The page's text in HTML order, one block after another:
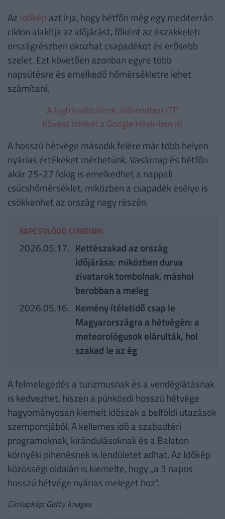
Az Időkép azt írja, hogy hétfőn még egy mediterrán
ciklon alakítja az időjárást, főként az északkeleti
országrészben okozhat csapadékot és erősebb
szelet. Ezt követően azonban egyre több
napsütésre és emelkedő hőmérsékletre lehet
számítani.
A legfrissebb hírek, időrendben ITT!
Kövess minket a Google Hírek-ben is!
A hosszú hétvége második felére már több helyen
nyárias értékeket mérhetünk. Vasárnap és hétfőn
akár 25-27 fokig is emelkedhet a nappali
csúcshőmérséklet, miközben a csapadék esélye is
csökkenhet az ország nagy részén.
KAPCSOLÓDÓ CIKKEINK:
2026.05.17. Kettészakad az ország
időjárása: miközben durva
zivatarok tombolnak, máshol
berobban a meleg
2026.05.16. Kemény ítéletidő csap le
Magyarországra a hétvégén: a
meteorológusok elárulták, hol
szakad le az ég
A felmelegedés a turizmusnak és a vendéglátásnak
is kedvezhet, hiszen a pünkösdi hosszú hétvége
hagyományosan kiemelt időszak a belföldi utazások
szempontjából. A kellemes idő a szabadtéri
programoknak, kirándulásoknak és a Balaton
környéki pihenésnek is lendületet adhat. Az Időkép
közösségi oldalán is kiemelte, hogy „a 3 napos
hosszú hétvége nyárias meleget hoz”.
Címlapkép: Getty Images